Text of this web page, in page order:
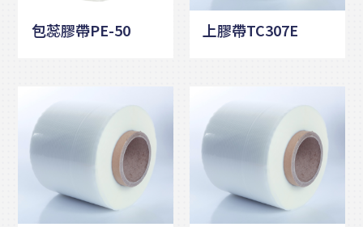
包蕊膠帶PE-50 上膠帶TC307E